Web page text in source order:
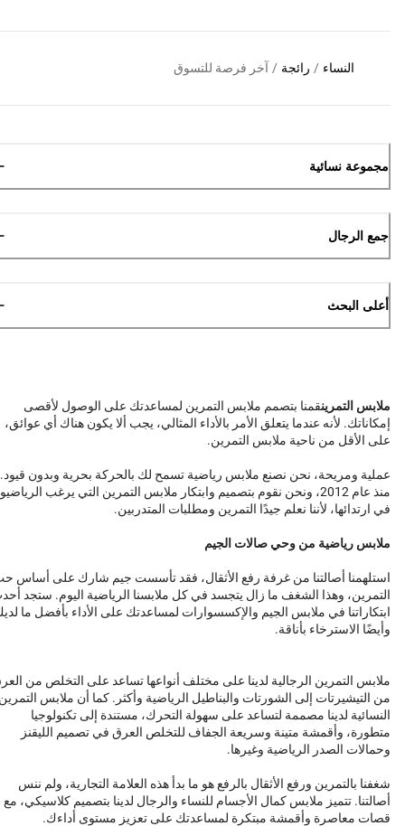
النساء / رائجة / آخر فرصة للتسوق
مجموعة نسائية
جمع الرجال
أعلى البحث
ملابس التمرينقمنا بتصمم ملابس التمرين لمساعدتك على الوصول لأقصى
إمكاناتك. لأنه عندما يتعلق الأمر بالأداء المثالي، يجب ألا يكون هناك أي عوائق،
على الأقل من ناحية ملابس التمرين.
عملية ومريحة، نحن نصنع ملابس رياضية تسمح لك بالحركة بحرية وبدون قيود.
منذ عام 2012، ونحن نقوم بتصميم وابتكار ملابس التمرين التي يرغب
في ارتدائها، لأننا نعلم جيدًا التمرين ومطلبات المتدربين.
ملابس رياضية من وحي صالات الجيم
استلهمنا أصالتنا من غرفة رفع الأثقال، فقد تأسست جيم شارك على أساس
التمرين، وهذا الشغف ما زال يتجسد في كل ملابسنا الرياضية اليوم. ستجد
ابتكاراتنا في ملابس الجيم والإكسسوارات لمساعدتك على الأداء بأفضل ما
وأيضًا الاسترخاء بأناقة.
ملابس التمرين الرجالية لدينا على مختلف أنواعها تساعد على التخلص من
من التيشيرتات إلى الشورتات والبناطيل الرياضية وأكثر. كما أن ملابس
النسائية لدينا مصممة لتساعد على سهولة التحرك، مستندة إلى تكنولوجيا
متطورة، وأقمشة متينة وسريعة الجفاف للتخلص العرق في تصميم الليقنز
وحمالات الصدر الرياضية وغيرها.
شغفنا بالتمرين ورفع الأثقال بالرفع هو ما بدأ هذه العلامة التجارية، ولم ننس
أصالتنا. تتميز ملابس كمال الأجسام للنساء والرجال لدينا بتصميم كلاسيكي، مع
قصات معاصرة وأقمشة مبتكرة لمساعدتك على تعزيز مستوى أداءك.